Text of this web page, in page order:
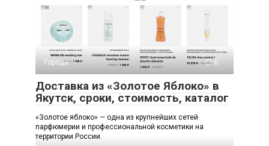
Города 0
Доставка из «Золотое Яблоко» в
Якутск, сроки, стоимость, каталог
«Золотое яблоко» — одна из крупнейших сетей
парфюмерии и профессиональной косметики на
территории России.